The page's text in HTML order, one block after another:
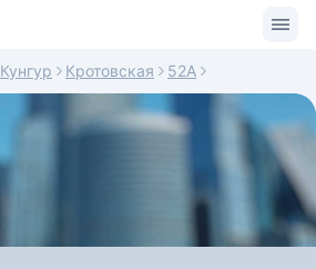
Кунгур Кротовская 52А